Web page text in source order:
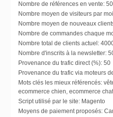
Nombre de références en vente:
Nombre moyen de visiteurs par
Nombre moyen de nouveaux
Nombre de commandes chaque
Nombre total de clients actuel:
Nombre d'inscrits à la newsletter:
Provenance du trafic direct (%): 50
Provenance du trafic via moteurs
Mots clés les mieux référencés:
ecommerce chien, ecommerce
Script utilisé par le site: Magento
Moyens de paiement proposés: